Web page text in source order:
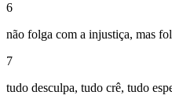
6
não folga com a injustiça, mas
7
tudo desculpa, tudo crê, tudo